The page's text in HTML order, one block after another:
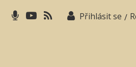
Přihlásit se /